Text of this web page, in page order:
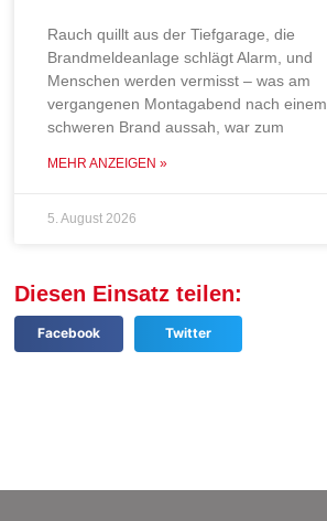
Rauch quillt aus der Tiefgarage, die
Brandmeldeanlage schlägt Alarm, und
Menschen werden vermisst – was am
vergangenen Montagabend nach einem
schweren Brand aussah, war zum
MEHR ANZEIGEN »
5. August 2026
Diesen Einsatz teilen:
Facebook Twitter